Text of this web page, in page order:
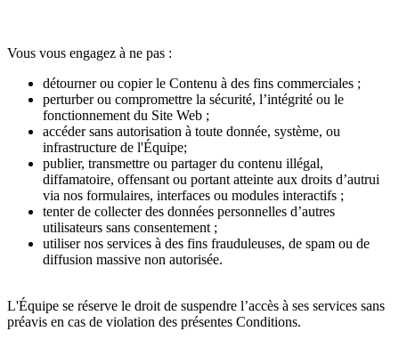
Vous vous engagez à ne pas :
détourner ou copier le Contenu à des fins commerciales ;
perturber ou compromettre la sécurité, l’intégrité ou le
fonctionnement du Site Web ;
accéder sans autorisation à toute donnée, système, ou
infrastructure de l'Équipe;
publier, transmettre ou partager du contenu illégal,
diffamatoire, offensant ou portant atteinte aux droits d’autrui
via nos formulaires, interfaces ou modules interactifs ;
tenter de collecter des données personnelles d’autres
utilisateurs sans consentement ;
utiliser nos services à des fins frauduleuses, de spam ou de
diffusion massive non autorisée.
L'Équipe se réserve le droit de suspendre l’accès à ses services sans
préavis en cas de violation des présentes Conditions.